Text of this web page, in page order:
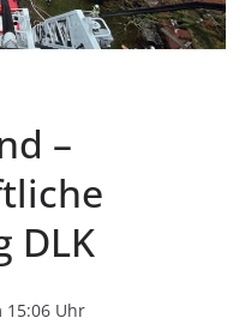
–
DLK
15:06 Uhr